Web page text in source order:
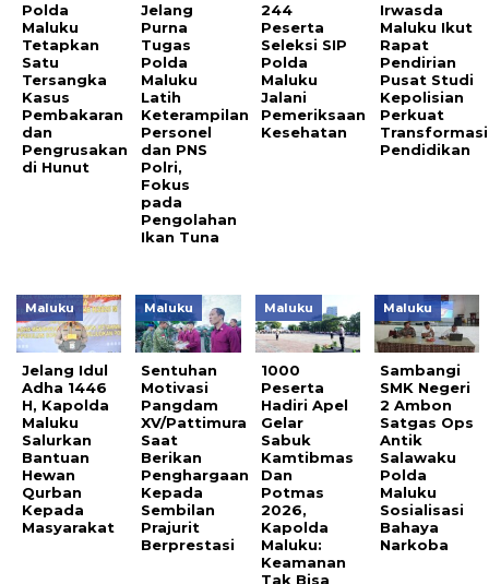
Polda
Maluku
Tetapkan
Satu
Tersangka
Kasus
Pembakaran
dan
Pengrusakan
di Hunut
Jelang
Purna
Tugas
Polda
Maluku
Latih
Keterampilan
Personel
dan PNS
Polri,
Fokus
pada
Pengolahan
Ikan Tuna
244
Peserta
Seleksi SIP
Polda
Maluku
Jalani
Pemeriksaan
Kesehatan
Irwasda
Maluku Ikut
Rapat
Pendirian
Pusat Studi
Kepolisian
Perkuat
Transformasi
Pendidikan
Maluku
Jelang Idul
Adha 1446
H, Kapolda
Maluku
Salurkan
Bantuan
Hewan
Qurban
Kepada
Masyarakat
Maluku
Sentuhan
Motivasi
Pangdam
XV/Pattimura
Saat
Berikan
Penghargaan
Kepada
Sembilan
Prajurit
Berprestasi
Maluku
1000
Peserta
Hadiri Apel
Gelar
Sabuk
Kamtibmas
Dan
Potmas
2026,
Kapolda
Maluku:
Keamanan
Tak Bisa
Maluku
Sambangi
SMK Negeri
2 Ambon
Satgas Ops
Antik
Salawaku
Polda
Maluku
Sosialisasi
Bahaya
Narkoba